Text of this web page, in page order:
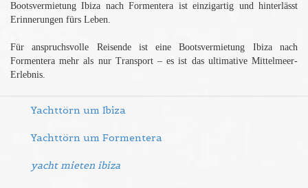
Bootsvermietung Ibiza nach Formentera ist einzigartig und hinterlässt
Erinnerungen fürs Leben.
Für anspruchsvolle Reisende ist eine Bootsvermietung Ibiza nach
Formentera mehr als nur Transport – es ist das ultimative Mittelmeer-
Erlebnis.
Yachttörn um Ibiza
Yachttörn um Formentera
yacht mieten ibiza